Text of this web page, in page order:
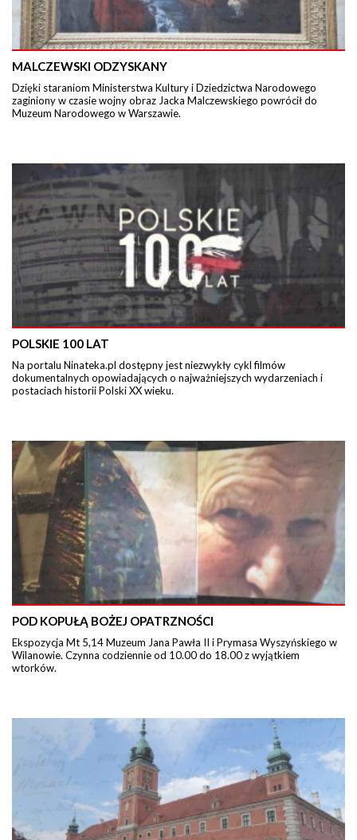
MALCZEWSKI ODZYSKANY
Dzięki staraniom Ministerstwa Kultury i Dziedzictwa Narodowego
zaginiony w czasie wojny obraz Jacka Malczewskiego powrócił do
Muzeum Narodowego w Warszawie.
POLSKIE 100 LAT
Na portalu Ninateka.pl dostępny jest niezwykły cykl filmów
dokumentalnych opowiadających o najważniejszych wydarzeniach i
postaciach historii Polski XX wieku.
POD KOPUŁĄ BOŻEJ OPATRZNOŚCI
Ekspozycja Mt 5,14 Muzeum Jana Pawła II i Prymasa Wyszyńskiego w
Wilanowie. Czynna codziennie od 10.00 do 18.00 z wyjątkiem
wtorków.